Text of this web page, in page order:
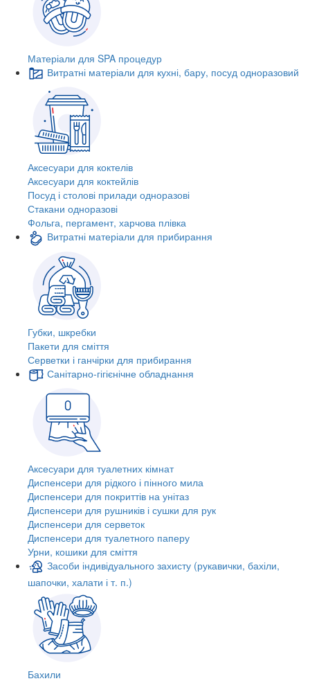
Матеріали для SPA процедур
Витратні матеріали для кухні, бару, посуд одноразовий
Аксесуари для коктелів
Аксесуари для коктейлів
Посуд і столові прилади одноразові
Стакани одноразові
Фольга, пергамент, харчова плівка
Витратні матеріали для прибирання
Губки, шкребки
Пакети для сміття
Серветки і ганчірки для прибирання
Санітарно-гігієнічне обладнання
Аксесуари для туалетних кімнат
Диспенсери для рідкого і пінного мила
Диспенсери для покриттів на унітаз
Диспенсери для рушників і сушки для рук
Диспенсери для серветок
Диспенсери для туалетного паперу
Урни, кошики для сміття
Засоби індивідуального захисту (рукавички, бахіли,
шапочки, халати і т. п.)
Бахили